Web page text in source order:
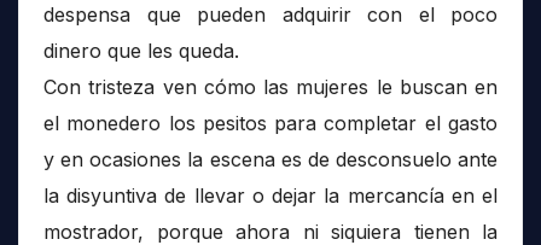
despensa que pueden adquirir con el poco
dinero que les queda.
Con tristeza ven cómo las mujeres le buscan en
el monedero los pesitos para completar el gasto
y en ocasiones la escena es de desconsuelo ante
la disyuntiva de llevar o dejar la mercancía en el
mostrador, porque ahora ni siquiera tienen la